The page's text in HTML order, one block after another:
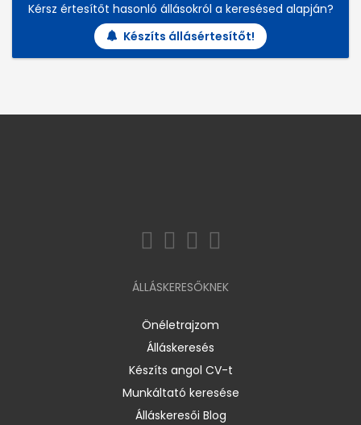
Kérsz értesítőt hasonló állásokról a keresésed alapján?
Készíts állásértesítőt!
ÁLLÁSKERESŐKNEK
Önéletrajzom
Álláskeresés
Készíts angol CV-t
Munkáltató keresése
Álláskeresői Blog